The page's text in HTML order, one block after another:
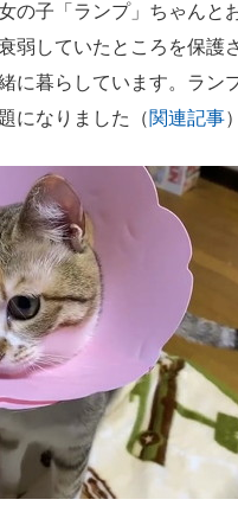
子「ランプ」ちゃんと
弱していたところを保護
に暮らしています。ラン
になりました（関連記事